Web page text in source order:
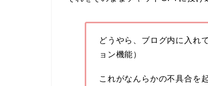
どうやら、ブログ内に入れ
ョン機能）
これがなんらかの不具合を